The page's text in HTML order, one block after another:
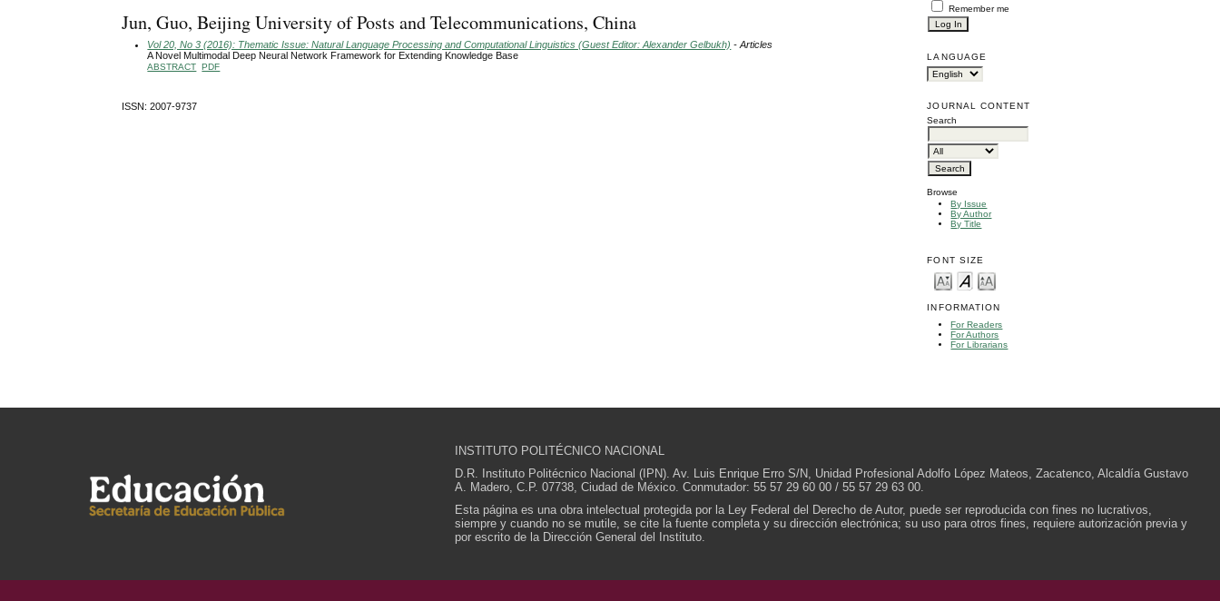
Remember me
LANGUAGE
JOURNAL CONTENT
Search
Browse
By Issue
By Author
By Title
FONT SIZE
INFORMATION
For Readers
For Authors
For Librarians
Jun, Guo, Beijing University of Posts and Telecommunications, China
Vol 20, No 3 (2016): Thematic Issue: Natural Language Processing and Computational Linguistics (Guest Editor: Alexander Gelbukh) - Articles
A Novel Multimodal Deep Neural Network Framework for Extending Knowledge Base
ABSTRACT PDF
ISSN: 2007-9737
INSTITUTO POLITÉCNICO NACIONAL
D.R. Instituto Politécnico Nacional (IPN). Av. Luis Enrique Erro S/N, Unidad Profesional Adolfo López Mateos, Zacatenco, Alcaldía Gustavo
A. Madero, C.P. 07738, Ciudad de México. Conmutador: 55 57 29 60 00 / 55 57 29 63 00.
Esta página es una obra intelectual protegida por la Ley Federal del Derecho de Autor, puede ser reproducida con fines no lucrativos,
siempre y cuando no se mutile, se cite la fuente completa y su dirección electrónica; su uso para otros fines, requiere autorización previa y
por escrito de la Dirección General del Instituto.